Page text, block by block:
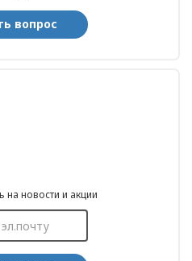
вопрос
на новости и акции